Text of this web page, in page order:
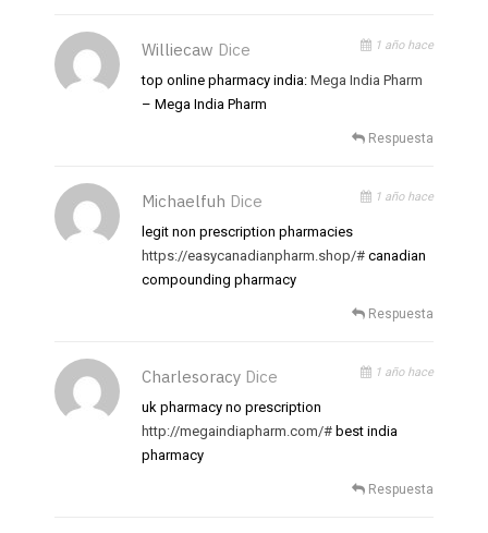
Williecaw Dice 1 año hace
top online pharmacy india: Mega India Pharm
– Mega India Pharm
Respuesta
Michaelfuh Dice 1 año hace
legit non prescription pharmacies
https://easycanadianpharm.shop/# canadian
compounding pharmacy
Respuesta
Charlesoracy Dice 1 año hace
uk pharmacy no prescription
http://megaindiapharm.com/# best india
pharmacy
Respuesta